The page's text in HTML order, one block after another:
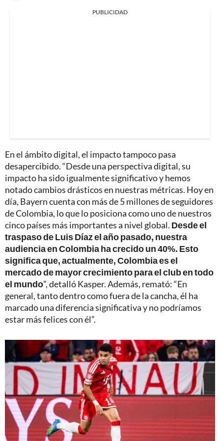
PUBLICIDAD
En el ámbito digital, el impacto tampoco pasa
desapercibido. “Desde una perspectiva digital, su
impacto ha sido igualmente significativo y hemos
notado cambios drásticos en nuestras métricas. Hoy en
día, Bayern cuenta con más de 5 millones de seguidores
de Colombia, lo que lo posiciona como uno de nuestros
cinco países más importantes a nivel global. Desde el
traspaso de Luis Díaz el año pasado, nuestra
audiencia en Colombia ha crecido un 40%. Esto
significa que, actualmente, Colombia es el
mercado de mayor crecimiento para el club en todo
el mundo”, detalló Kasper. Además, remató: “En
general, tanto dentro como fuera de la cancha, él ha
marcado una diferencia significativa y no podríamos
estar más felices con él”.